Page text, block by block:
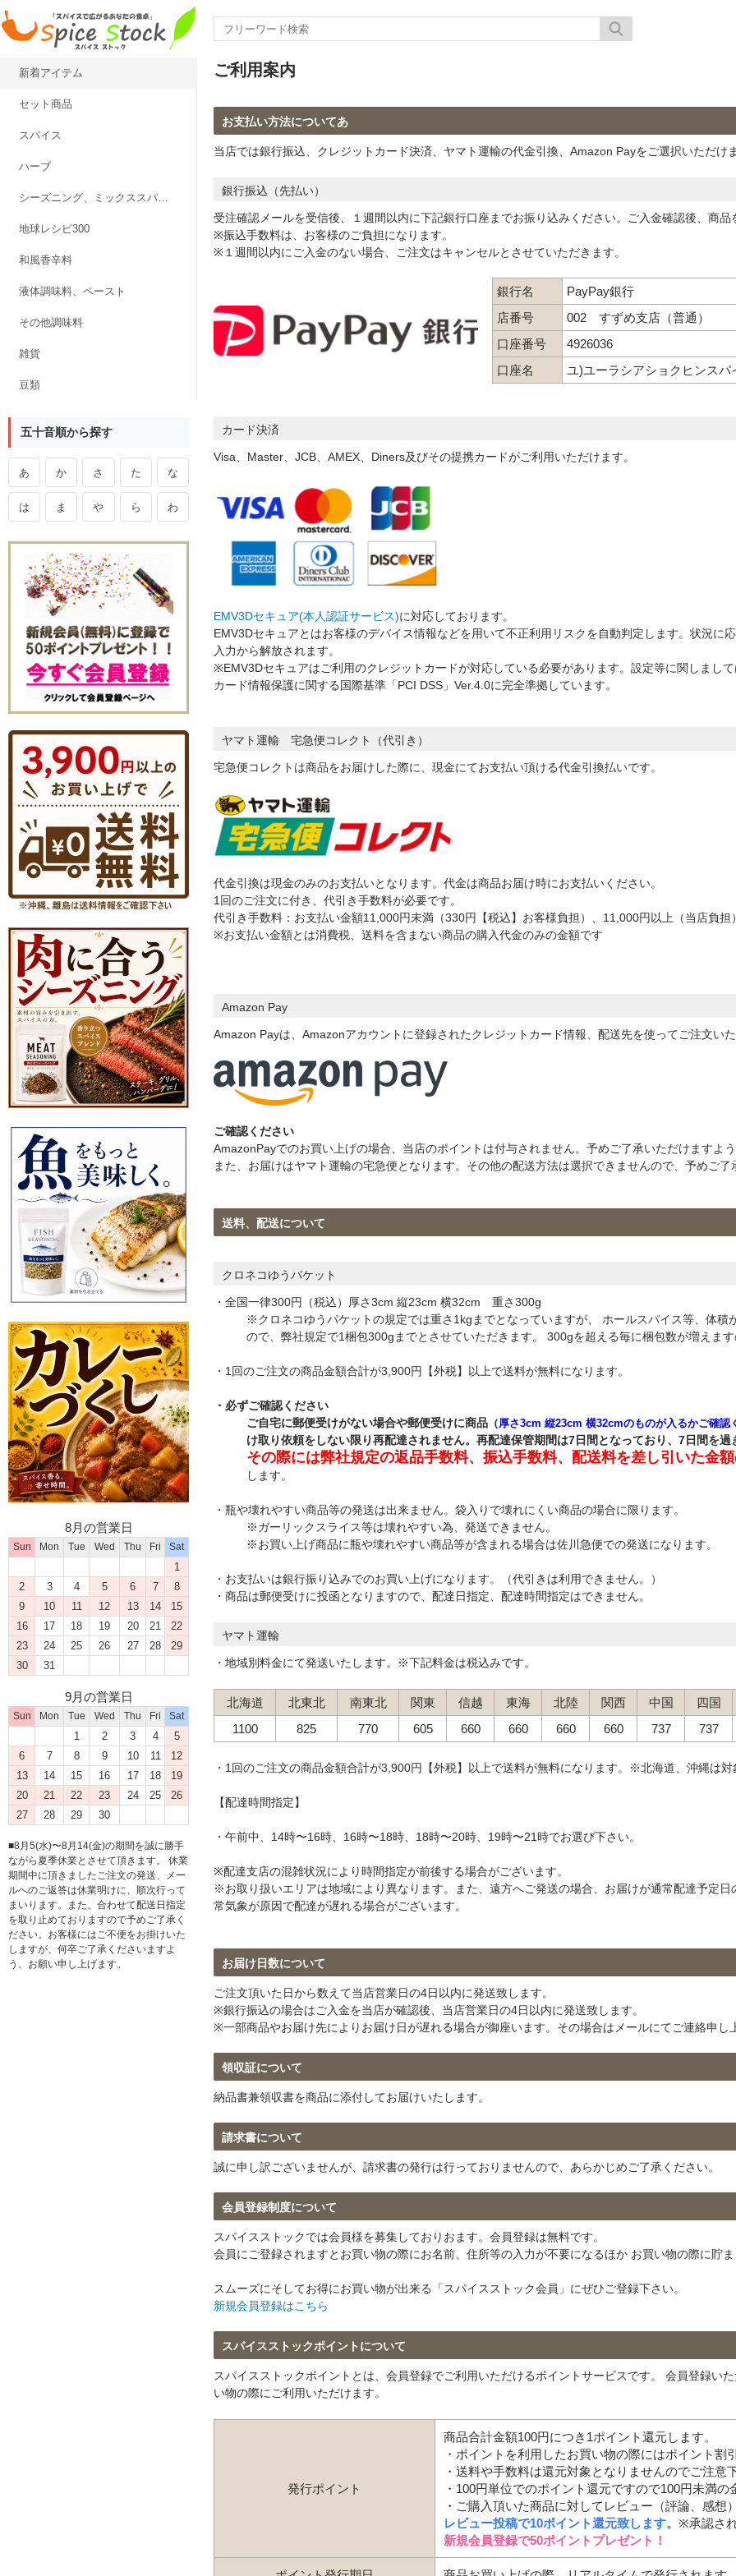
新着アイテム
セット商品
スパイス
ハーブ
シーズニング、ミックススパイス
地球レシピ300
和風香辛料
液体調味料、ペースト
その他調味料
雑貨
豆類
五十音順から探す
あ か さ た な
は ま や ら わ
8月の営業日
Sun Mon Tue Wed Thu Fri Sat
1
2
3 4 5 6 7
8
9
10 11 12 13 14
15
16
17 18 19 20 21
22
23
24 25 26 27 28
29
30
31
9月の営業日
Sun Mon Tue Wed Thu Fri Sat
1 2 3 4
5
6
7 8 9 10 11
12
13
14 15 16 17 18
19
20
21 22 23 24 25
26
27
28 29 30
■8月5(水)〜8月14(金)の期間を誠に勝手
ながら夏季休業とさせて頂きます。 休業
期間中に頂きましたご注文の発送、メー
ルへのご返答は休業明けに、順次行って
まいります。また、合わせて配送日指定
を取り止めておりますので予めご了承く
ださい。お客様にはご不便をお掛けいた
しますが、何卒ご了承くださいますよ
う、お願い申し上げます。
ご利用案内
お支払い方法についてあ
当店では銀行振込、クレジットカード決済、ヤマト運輸の代金引換、Amazon Payをご選択いただけま
銀行振込（先払い）
受注確認メールを受信後、１週間以内に下記銀行口座までお振り込みください。ご入金確認後、商品
※振込手数料は、お客様のご負担になります。
※１週間以内にご入金のない場合、ご注文はキャンセルとさせていただきます。
銀行名
PayPay銀行
店番号
002 すずめ支店（普通）
口座番号
4926036
口座名
ユ)ユーラシアショクヒンスパ
カード決済
Visa、Master、JCB、AMEX、Diners及びその提携カードがご利用いただけます。
EMV3Dセキュア(本人認証サービス)に対応しております。
EMV3Dセキュアとはお客様のデバイス情報などを用いて不正利用リスクを自動判定します。状況に
入力から解放されます。
※EMV3Dセキュアはご利用のクレジットカードが対応している必要があります。設定等に関しまし
カード情報保護に関する国際基準「PCI DSS」Ver.4.0に完全準拠しています。
ヤマト運輸 宅急便コレクト（代引き）
宅急便コレクトは商品をお届けした際に、現金にてお支払い頂ける代金引換払いです。
代金引換は現金のみのお支払いとなります。代金は商品お届け時にお支払いください。
1回のご注文に付き、代引き手数料が必要です。
代引き手数料：お支払い金額11,000円未満（330円【税込】お客様負担）、11,000円以上（当店負担）
※お支払い金額とは消費税、送料を含まない商品の購入代金のみの金額です
Amazon Pay
Amazon Payは、Amazonアカウントに登録されたクレジットカード情報、配送先を使ってご注文いた
ご確認ください
AmazonPayでのお買い上げの場合、当店のポイントは付与されません。予めご了承いただけますよう
また、お届けはヤマト運輸の宅急便となります。その他の配送方法は選択できませんので、予めご了
送料、配送について
クロネコゆうパケット
・全国一律300円（税込）厚さ3cm 縦23cm 横32cm 重さ300g
※クロネコゆうパケットの規定では重さ1kgまでとなっていますが、 ホールスパイス等、体
ので、弊社規定で1梱包300gまでとさせていただきます。 300gを超える毎に梱包数が増えます
・1回のご注文の商品金額合計が3,900円【外税】以上で送料が無料になります。
・必ずご確認ください
ご自宅に郵便受けがない場合や郵便受けに商品 （厚さ3cm 縦23cm 横32cmのものが入るかご確認
け取り依頼をしない限り再配達されません。再配達保管期間は7日間となっており、7日間を過
その際には弊社規定の返品手数料、振込手数料、配送料を差し引いた金額
します。
・瓶や壊れやすい商品等の発送は出来ません。袋入りで壊れにくい商品の場合に限ります。
※ガーリックスライス等は壊れやすい為、発送できません。
※お買い上げ商品に瓶や壊れやすい商品等が含まれる場合は佐川急便での発送になります。
・お支払いは銀行振り込みでのお買い上げになります。（代引きは利用できません。）
・商品は郵便受けに投函となりますので、配達日指定、配達時間指定はできません。
ヤマト運輸
・地域別料金にて発送いたします。※下記料金は税込みです。
北海道 北東北 南東北 関東 信越 東海 北陸 関西 中国 四国
1100
825 770 605 660 660 660 660 737 737
・1回のご注文の商品金額合計が3,900円【外税】以上で送料が無料になります。※北海道、沖縄は対
【配達時間指定】
・午前中、14時〜16時、16時〜18時、18時〜20時、19時〜21時でお選び下さい。
※配達支店の混雑状況により時間指定が前後する場合がございます。
※お取り扱いエリアは地域により異なります。また、遠方へご発送の場合、お届けが通常配達予定
常気象が原因で配達が遅れる場合がございます。
お届け日数について
ご注文頂いた日から数えて当店営業日の4日以内に発送致します。
※銀行振込の場合はご入金を当店が確認後、当店営業日の4日以内に発送致します。
※一部商品やお届け先によりお届け日が遅れる場合が御座います。その場合はメールにてご連絡申し
領収証について
納品書兼領収書を商品に添付してお届けいたします。
請求書について
誠に申し訳ございませんが、請求書の発行は行っておりませんので、あらかじめご了承ください。
会員登録制度について
スパイスストックでは会員様を募集しておりおます。会員登録は無料です。
会員にご登録されますとお買い物の際にお名前、住所等の入力が不要になるほか お買い物の際に貯
スムーズにそしてお得にお買い物が出来る「スパイスストック会員」にぜひご登録下さい。
新規会員登録はこちら
スパイスストックポイントについて
スパイスストックポイントとは、会員登録でご利用いただけるポイントサービスです。 会員登録い
い物の際にご利用いただけます。
発行ポイント
商品合計金額100円につき1ポイント還元します。
・ポイントを利用したお買い物の際にはポイント割
・送料や手数料は還元対象となりませんのでご注意
・100円単位でのポイント還元ですので100円未満の
・ご購入頂いた商品に対してレビュー（評論、感想
レビュー投稿で10ポイント還元致します。 ※承認さ
新規会員登録で50ポイントプレゼント！